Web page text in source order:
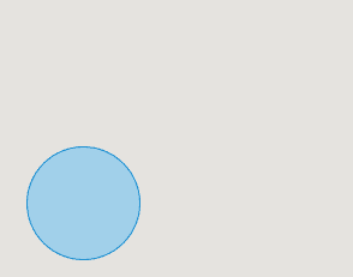
la lavadora y la secadora. Un cómodo
también se encuentra en este nivel.
como desde la cocina, las puertas
sala de estar y comedor de planta